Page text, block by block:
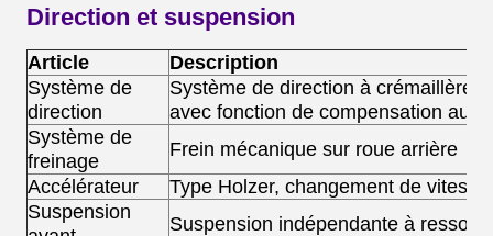
Direction et suspension
Article
Description
Système de
direction
Système de direction à crémaillère
avec fonction de compensation
Système de
freinage
Frein mécanique sur roue arrière
Accélérateur
Type Holzer, changement de
Suspension
Suspension indépendante à ressort